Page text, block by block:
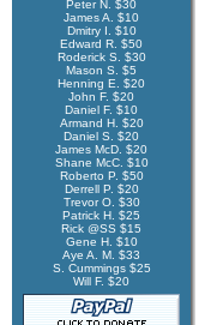
Peter N. $30
James A. $10
Dmitry I. $10
Edward R. $50
Roderick S. $30
Mason S. $5
Henning E. $20
John F. $20
Daniel F. $10
Armand H. $20
Daniel S. $20
James McD. $20
Shane McC. $10
Roberto P. $50
Derrell P. $20
Trevor O. $30
Patrick H. $25
Rick @SS $15
Gene H. $10
Aye A. M. $33
S. Cummings $25
Will F. $20